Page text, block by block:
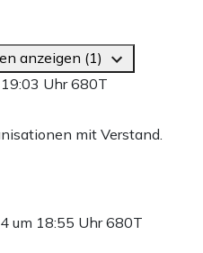
anzeigen (1)
Uhr680T
mit Verstand.
um 18:55 Uhr680T